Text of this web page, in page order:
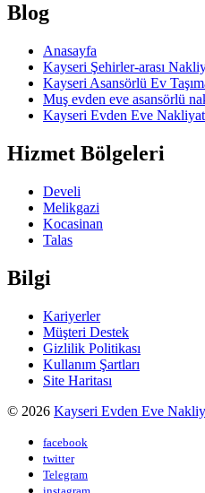
Blog
Anasayfa
Kayseri Şehirler-arası
Kayseri Asansörlü Ev
Muş evden eve asansörlü
Kayseri Evden Eve Nakliyat
Hizmet Bölgeleri
Develi
Melikgazi
Kocasinan
Talas
Bilgi
Kariyerler
Müşteri Destek
Gizlilik Politikası
Kullanım Şartları
Site Haritası
© 2026 Kayseri Evden Eve
facebook
twitter
Telegram